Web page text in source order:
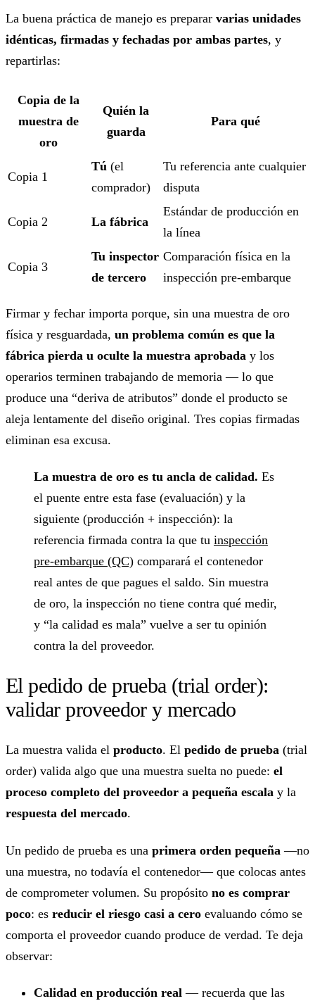
La buena práctica de manejo es preparar varias unidades
idénticas, firmadas y fechadas por ambas partes, y
repartirlas:
Copia de la
muestra de
oro
Quién la
guarda
Para qué
Copia 1
Tú (el
comprador)
Tu referencia ante cualquier
disputa
Copia 2 La fábrica
Estándar de producción en
la línea
Copia 3
Tu inspector
de tercero
Comparación física en la
inspección pre-embarque
Firmar y fechar importa porque, sin una muestra de oro
física y resguardada, un problema común es que la
fábrica pierda u oculte la muestra aprobada y los
operarios terminen trabajando de memoria — lo que
produce una “deriva de atributos” donde el producto se
aleja lentamente del diseño original. Tres copias firmadas
eliminan esa excusa.
La muestra de oro es tu ancla de calidad. Es
el puente entre esta fase (evaluación) y la
siguiente (producción + inspección): la
referencia firmada contra la que tu inspección
pre-embarque (QC) comparará el contenedor
real antes de que pagues el saldo. Sin muestra
de oro, la inspección no tiene contra qué medir,
y “la calidad es mala” vuelve a ser tu opinión
contra la del proveedor.
El pedido de prueba (trial order):
validar proveedor y mercado
La muestra valida el producto. El pedido de prueba (trial
order) valida algo que una muestra suelta no puede: el
proceso completo del proveedor a pequeña escala y la
respuesta del mercado.
Un pedido de prueba es una primera orden pequeña —no
una muestra, no todavía el contenedor— que colocas antes
de comprometer volumen. Su propósito no es comprar
poco: es reducir el riesgo casi a cero evaluando cómo se
comporta el proveedor cuando produce de verdad. Te deja
observar:
Calidad en producción real — recuerda que las